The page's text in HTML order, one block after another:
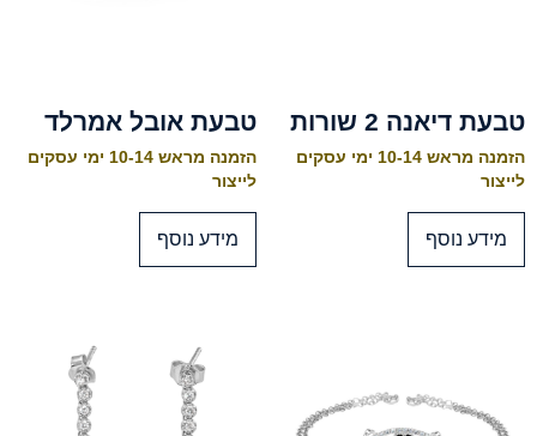
טבעת דיאנה 2 שורות
הזמנה מראש 10-14 ימי עסקים
לייצור
מידע נוסף
טבעת אובל אמרלד
הזמנה מראש 10-14 ימי עסקים
לייצור
מידע נוסף